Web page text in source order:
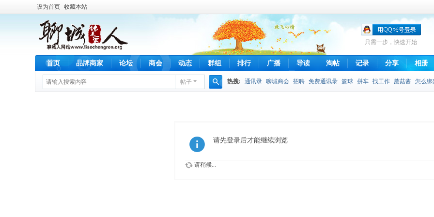
设为首页 收藏本站
只需一步，快速开始
首页 品牌商家 论坛 商会 动态 群组 排行 广播 导读 淘帖 记录 分享 相册
帖子 热搜: 通讯录 聊城商会 招聘 免费通讯录 篮球 拼车 找工作 蘑菇酱 怎么绑
请先登录后才能继续浏览
请稍候...